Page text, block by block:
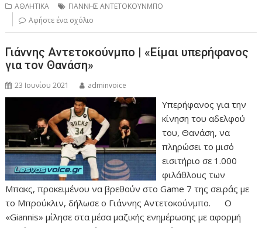
ΑΘΛΗΤΙΚΑ
ΓΙΑΝΝΗΣ ΑΝΤΕΤΟΚΟΥΝΜΠΟ
Αφήστε ένα σχόλιο
Γιάννης Αντετοκούνμπο | «Είμαι υπερήφανος
για τον Θανάση»
23 Ιουνίου 2021 adminvoice
Υπερήφανος για την
κίνηση του αδελφού
του, Θανάση, να
πληρώσει το μισό
εισιτήριο σε 1.000
φιλάθλους των
Μπακς, προκειμένου να βρεθούν στο Game 7 της σειράς με
το Μπρούκλιν, δήλωσε ο Γιάννης Αντετοκούνμπο. Ο
«Giannis» μίλησε στα μέσα μαζικής ενημέρωσης με αφορμή